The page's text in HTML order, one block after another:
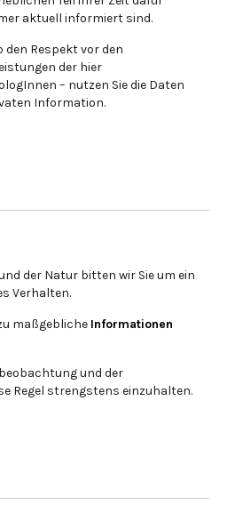
aktuell informiert sind.
den Respekt vor den
der hier
– nutzen Sie die Daten
Information.
der Natur bitten wir Sie um ein
Verhalten.
maßgebliche Informationen
und der
Regel strengstens einzuhalten.